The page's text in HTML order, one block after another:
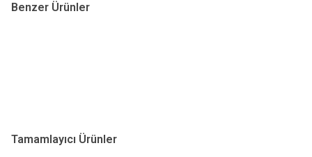
Benzer Ürünler
Tamamlayıcı Ürünler